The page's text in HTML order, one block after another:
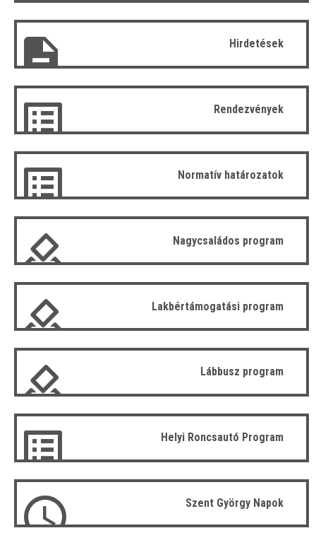
Hirdetések
Rendezvények
Normatív határozatok
Nagycsaládos program
Lakbértámogatási program
Lábbusz program
Helyi Roncsautó Program
Szent György Napok